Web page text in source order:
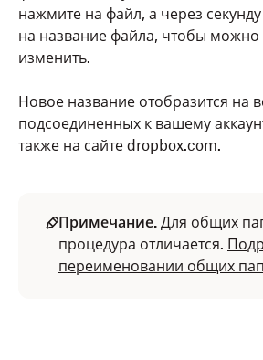
Нажмите Переименовать.
При просмотре файла его также
файлом.
нажмите на файл, а через
на название файла, чтобы можно
изменить.
Новое название отобразится на
подсоединенных к вашему
также на сайте dropbox.com.
Примечание. Для общих
процедура отличается.
переименовании общих